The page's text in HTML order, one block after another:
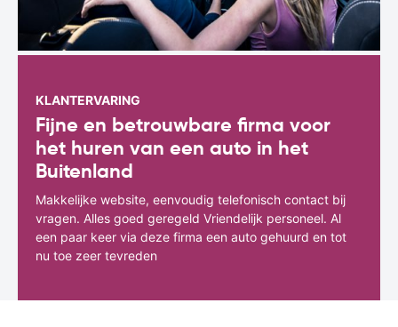
KLANTERVARING
Fijne en betrouwbare firma voor
het huren van een auto in het
Buitenland
Makkelijke website, eenvoudig telefonisch contact bij
vragen. Alles goed geregeld Vriendelijk personeel. Al
een paar keer via deze firma een auto gehuurd en tot
nu toe zeer tevreden